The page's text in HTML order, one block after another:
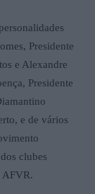
Presidente
e Alexandre
Presidente
e de vários
clubes
AFVR.